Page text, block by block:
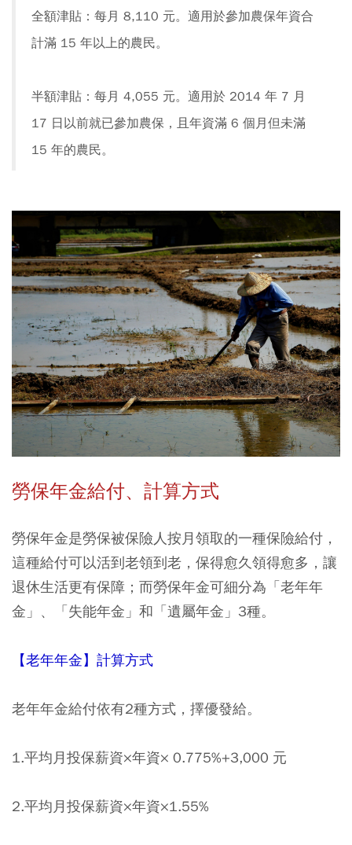
全額津貼：每月 8,110 元。適用於參加農保年資合
計滿 15 年以上的農民。
半額津貼：每月 4,055 元。適用於 2014 年 7 月
17 日以前就已參加農保，且年資滿 6 個月但未滿
15 年的農民。
勞保年金給付、計算方式
勞保年金是勞保被保險人按月領取的一種保險給付，
這種給付可以活到老領到老，保得愈久領得愈多，讓
退休生活更有保障；而勞保年金可細分為「老年年
金」、「失能年金」和「遺屬年金」3種。
【老年年金】計算方式
老年年金給付依有2種方式，擇優發給。
1.平均月投保薪資×年資× 0.775%+3,000 元
2.平均月投保薪資×年資×1.55%